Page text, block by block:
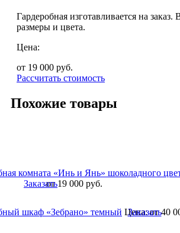
Гардеробная изготавливается на
размеры и цвета.
Цена:
от 19 000 руб.
Рассчитать стоимость
Похожие товары
комната «Инь и Янь» шоколадного
от 19 000руб.
Заказать
шкаф «Зебрано» темный Цена:от 40
Заказать